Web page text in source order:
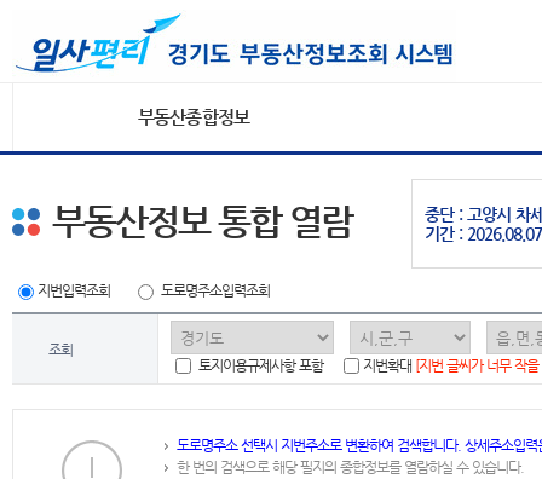
부동산종합정보
중단 : 고양시 차
기간 :
부동산정보 통합 열람
지번입력조회 도로명주소입력조회
조회
토지이용규제사항 포함
지번확대 [지번 글씨가 너무 작
도로명주소 선택시 지번주소로 변환하여 검색합니다. 상세주소입
한 번의 검색으로 해당 필지의 종합정보를 열람하실 수 있습니다.